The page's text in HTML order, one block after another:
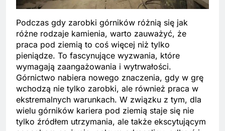
Podczas gdy zarobki górników różnią się jak
różne rodzaje kamienia, warto zauważyć, że
praca pod ziemią to coś więcej niż tylko
pieniądze. To fascynujące wyzwania, które
wymagają zaangażowania i wytrwałości.
Górnictwo nabiera nowego znaczenia, gdy w grę
wchodzą nie tylko zarobki, ale również praca w
ekstremalnych warunkach. W związku z tym, dla
wielu górników kariera pod ziemią staje się nie
tylko źródłem utrzymania, ale także ekscytującym